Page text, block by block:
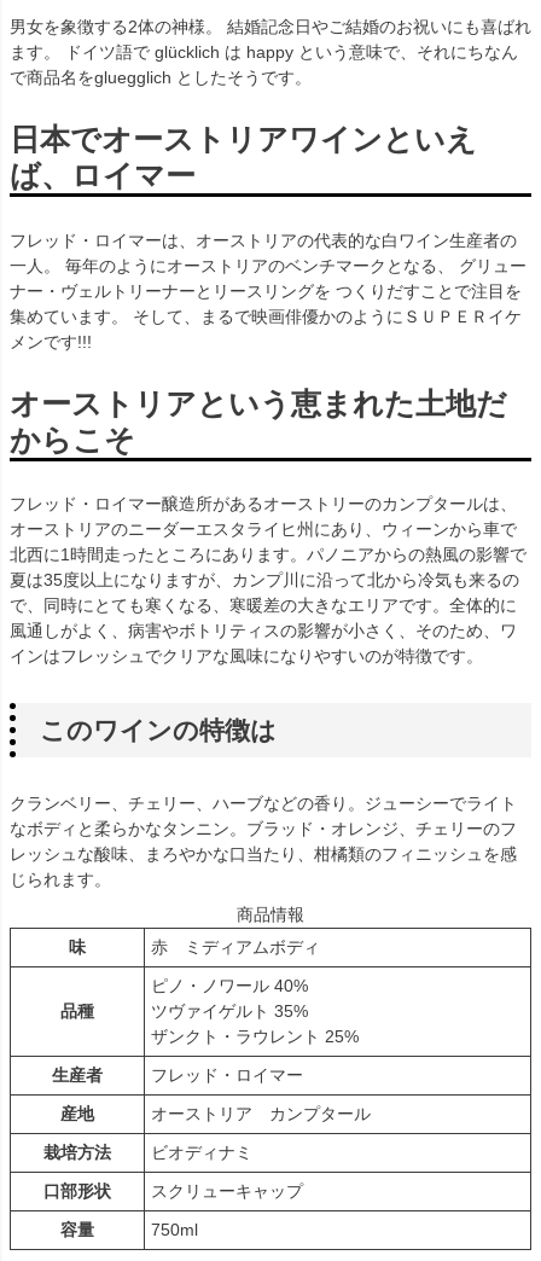
男女を象徴する2体の神様。 結婚記念日やご結婚のお祝いにも喜ばれ
ます。 ドイツ語で glücklich は happy という意味で、それにちなん
で商品名をgluegglich としたそうです。
日本でオーストリアワインといえ
ば、ロイマー
フレッド・ロイマーは、オーストリアの代表的な白ワイン生産者の
一人。 毎年のようにオーストリアのベンチマークとなる、 グリュー
ナー・ヴェルトリーナーとリースリングを つくりだすことで注目を
集めています。 そして、まるで映画俳優かのようにＳＵＰＥＲイケ
メンです!!!
オーストリアという恵まれた土地だ
からこそ
フレッド・ロイマー醸造所があるオーストリーのカンプタールは、
オーストリアのニーダーエスタライヒ州にあり、ウィーンから車で
北西に1時間走ったところにあります。パノニアからの熱風の影響で
夏は35度以上になりますが、カンプ川に沿って北から冷気も来るの
で、同時にとても寒くなる、寒暖差の大きなエリアです。全体的に
風通しがよく、病害やボトリティスの影響が小さく、そのため、ワ
インはフレッシュでクリアな風味になりやすいのが特徴です。
このワインの特徴は
クランベリー、チェリー、ハーブなどの香り。ジューシーでライト
なボディと柔らかなタンニン。ブラッド・オレンジ、チェリーのフ
レッシュな酸味、まろやかな口当たり、柑橘類のフィニッシュを感
じられます。
商品情報
味
赤 ミディアムボディ
品種
ピノ・ノワール 40%
ツヴァイゲルト 35%
ザンクト・ラウレント 25%
生産者
フレッド・ロイマー
産地
オーストリア カンプタール
栽培方法
ビオディナミ
口部形状
スクリューキャップ
容量
750ml